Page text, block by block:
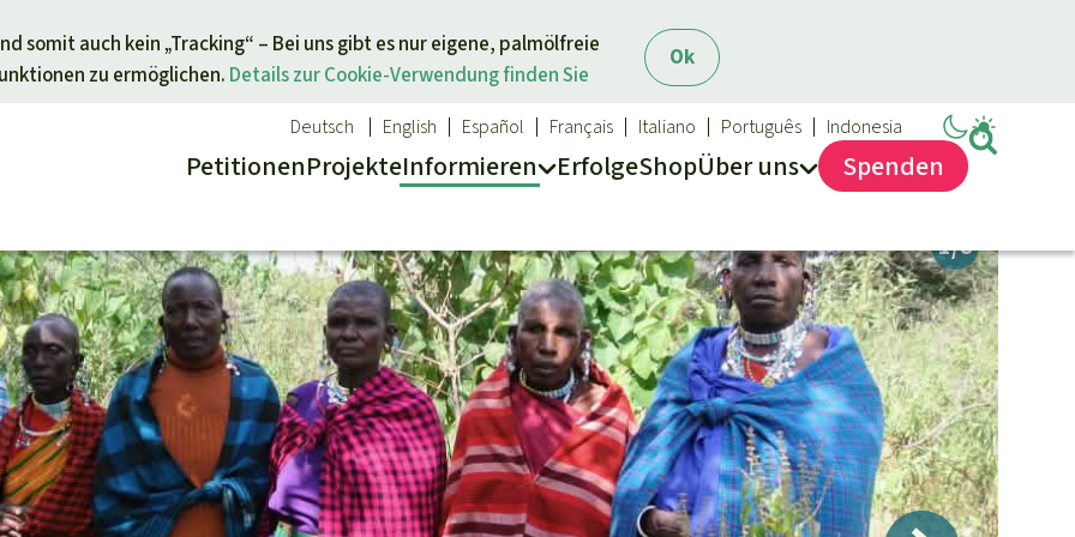
Ok
somit auch kein „Tracking“ – Bei uns gibt es nur eigene, palmölfreie
zu ermöglichen. Details zur Cookie-Verwendung finden Sie
PetitionenProjekteInformieren
Aktuelles
Erfolge
Alle News
Kids
Newsletter­anmeldung
Report
ErfolgeShopÜberuns
Deutsch English Español Français Italiano Português Indonesia
Spenden
ein Thema Spenden für eine Region
Südostasien
Afrika
Lateinamerika